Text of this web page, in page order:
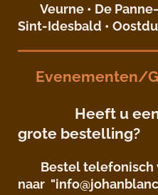
Veurne • De
Sint-Idesbald •
Evenementen/
Heeft u
grote bestelling?
Bestel telefonisch
naar